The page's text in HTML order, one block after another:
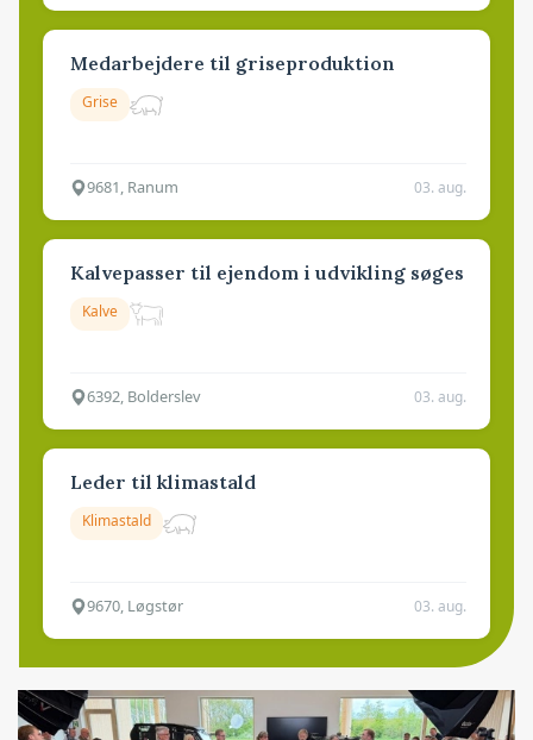
Medarbejdere til griseproduktion
Grise
9681, Ranum 03. aug.
Kalvepasser til ejendom i udvikling søges
Kalve
6392, Bolderslev 03. aug.
Leder til klimastald
Klimastald
9670, Løgstør 03. aug.